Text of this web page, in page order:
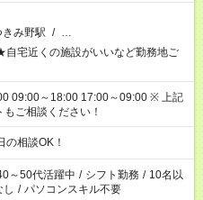
きみ野駅 / …
宅近くの施設がいいなど勤務地ご
～18:00 17:00～09:00 ※ 上記
ご相談ください！
相談OK！
～50代活躍中 / シフト勤務 / 10名以
し / パソコンスキル不要